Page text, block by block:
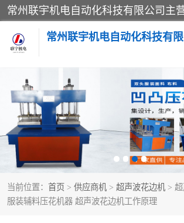
常州联宇机电自动化科技有
当前位置： 首页 > 供应商机 > 超声波花边机 >
服装辅料压花机器 超声波花边机工作原理
压花定型机以及压花模具 超声波
高频热合机 超声波
超声波复合压花机 凹凸压
3040凹凸压花机 双头服装